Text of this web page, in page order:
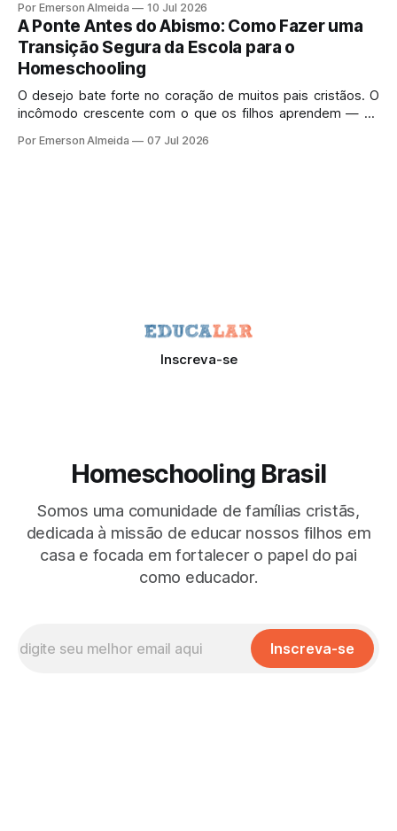
Por Emerson Almeida 10 Jul 2026
A Ponte Antes do Abismo: Como Fazer uma
Transição Segura da Escola para o
Homeschooling
O desejo bate forte no coração de muitos pais cristãos. O
incômodo crescente com o que os filhos aprendem — ou
gera uma pressa perfeitamente legítima.
Por Emerson Almeida 07 Jul 2026
Inscreva-se
Homeschooling Brasil
Somos uma comunidade de famílias cristãs,
dedicada à missão de educar nossos filhos em
casa e focada em fortalecer o papel do pai
como educador.
Inscreva-se